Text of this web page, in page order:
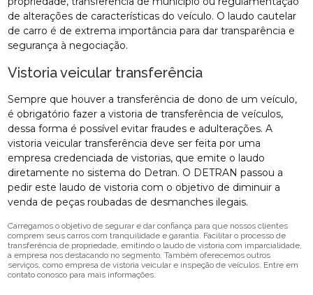
de alterações de características do veículo. O laudo cautelar
de carro é de extrema importância para dar transparência e
segurança à negociação.
Vistoria veicular transferência
Sempre que houver a transferência de dono de um veículo,
é obrigatório fazer a vistoria de transferência de veículos,
dessa forma é possível evitar fraudes e adulterações. A
vistoria veicular transferência deve ser feita por uma
empresa credenciada de vistorias, que emite o laudo
diretamente no sistema do Detran. O DETRAN passou a
pedir este laudo de vistoria com o objetivo de diminuir a
venda de peças roubadas de desmanches ilegais.
Carregamos o objetivo de segurar e dar confiança para que nossos clientes
comprem seus carros com tranquilidade e garantia. Facilitar o processo de
transferência de propriedade, emitindo o laudo de vistoria com imparcialidade,
a empresa nos destacando no segmento. Também oferecemos outros
serviços, como empresa de vistoria veicular e inspeção de veículos. Entre em
contato conosco para mais informações.